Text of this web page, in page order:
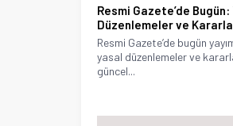
Resmi Gazete’de Bugün:
Düzenlemeler ve
Resmi Gazete’de bugün
yasal düzenlemeler ve
güncel...